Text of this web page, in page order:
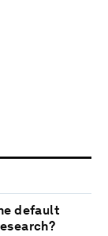
default